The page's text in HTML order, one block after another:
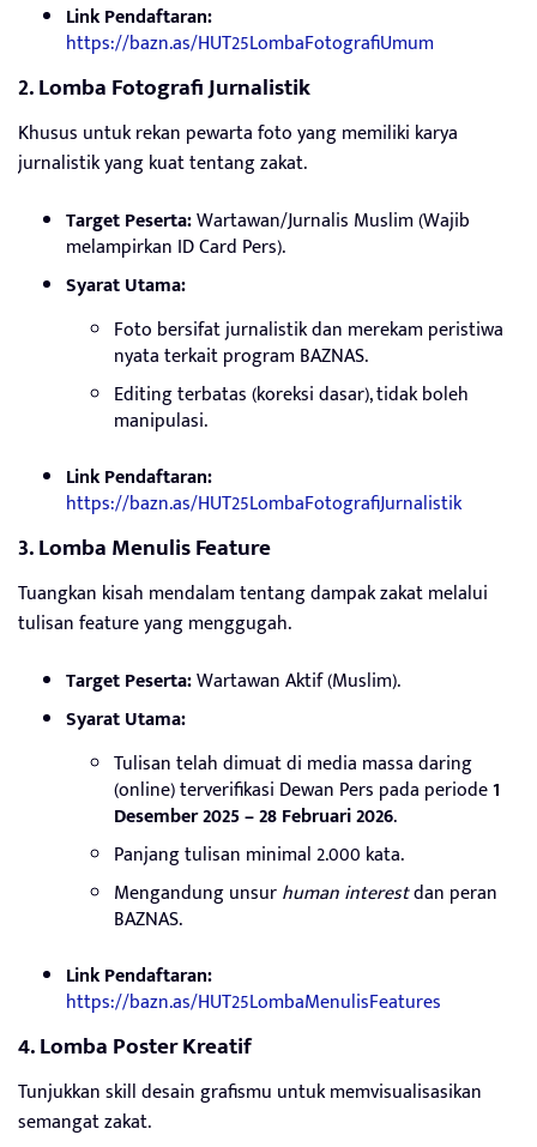
Link Pendaftaran:
https://bazn.as/HUT25LombaFotografiUmum
2. Lomba Fotografi Jurnalistik
Khusus untuk rekan pewarta foto yang memiliki karya
jurnalistik yang kuat tentang zakat.
Target Peserta:Wartawan/Jurnalis Muslim (Wajib
melampirkan ID Card Pers).
Syarat Utama:
Foto bersifat jurnalistik dan merekam peristiwa
nyata terkait program BAZNAS.
Editing terbatas (koreksi dasar), tidak boleh
manipulasi.
Link Pendaftaran:
https://bazn.as/HUT25LombaFotografiJurnalistik
3. Lomba Menulis Feature
Tuangkan kisah mendalam tentang dampak zakat melalui
tulisan feature yang menggugah.
Target Peserta:Wartawan Aktif (Muslim).
Syarat Utama:
Tulisan telah dimuat di media massa daring
(online) terverifikasi Dewan Pers pada periode1
Desember 2025 – 28 Februari 2026.
Panjang tulisan minimal 2.000 kata.
Mengandung unsurhuman interestdan peran
BAZNAS.
Link Pendaftaran:
https://bazn.as/HUT25LombaMenulisFeatures
4. Lomba Poster Kreatif
Tunjukkan skill desain grafismu untuk memvisualisasikan
semangat zakat.